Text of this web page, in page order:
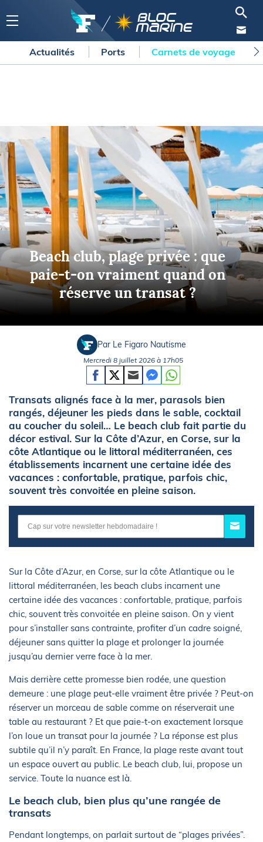
Actualités Ports Carnets de voyage
Beach club, plage privée : que
paie-t-on vraiment quand on
réserve un transat ?
Par Le Figaro Nautisme
Mercredi 8 juillet 2026 à 17h05
Transats alignés face à la mer, parasols bien
rangés, déjeuner les pieds dans le sable, cocktail
au coucher du soleil… Le beach club fait partie du
décor estival. Sur la Côte d’Azur, en Corse, sur la
côte Atlantique ou le littoral méditerranéen, ces
établissements incarnent une certaine idée des
vacances : confortable, pratique, parfois chic,
souvent très convoitée en pleine saison.
Sur la Côte d’Azur, en Corse, sur la côte Atlantique ou le
littoral méditerranéen, les beach clubs incarnent une
certaine idée des vacances : confortable, pratique, parfois
chic, souvent très convoitée en pleine saison. On y vient
pour s’installer sans contrainte, profiter d’un cadre soigné,
déjeuner sans quitter la plage et prolonger la journée
jusqu’au dernier verre face à la mer.
Mais derrière cette promesse bien rodée, une question
demeure : une plage peut-elle vraiment être privée ? Peut-on
réserver un morceau de sable comme on réserverait une
table au restaurant ? Et que paie-t-on exactement lorsque
l’on loue un transat pour la journée ? La réponse est plus
subtile qu’il n’y paraît. En France, la plage reste avant tout
un espace ouvert au public. Le beach club, lui, propose un
service. Toute la nuance est là.
Le beach club, bien plus qu’une rangée de
transats
Pendant longtemps, on parlait surtout de “plages privées”.